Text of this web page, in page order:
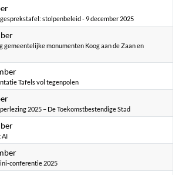
2025
stolpenbeleid - 9 december 2025
2025
gemeentelijke monumenten Koog aan de Zaan en
2025
Tafels vol tegenpolen
2025
2025 – De Toekomstbestendige Stad
2025
AI
2025
conferentie 2025